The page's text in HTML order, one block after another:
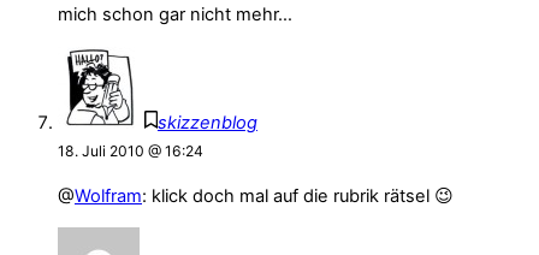
mich schon gar nicht mehr…
skizzenblog
18. Juli 2010 @ 16:24
@Wolfram: klick doch mal auf die rubrik rätsel 😉